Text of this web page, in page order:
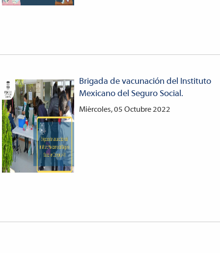
Brigada de vacunación del Instituto
Mexicano del Seguro Social.
Miércoles, 05 Octubre 2022